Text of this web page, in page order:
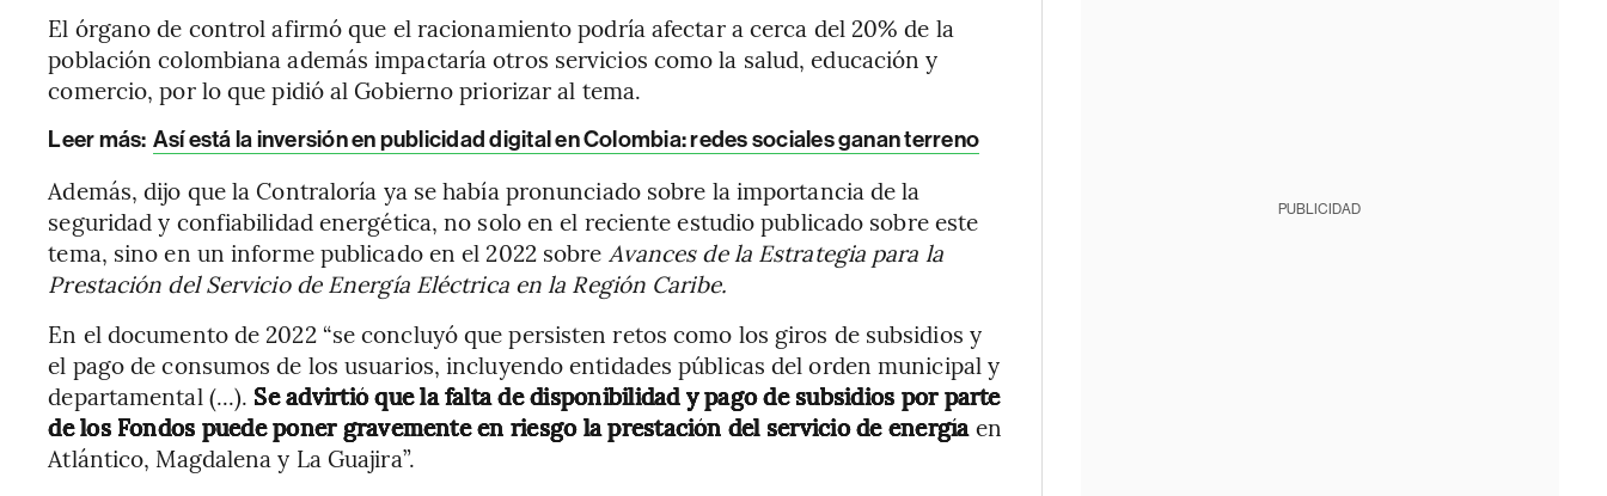
El órgano de control afirmó que el racionamiento podría afectar a cerca del 20% de la
población colombiana además impactaría otros servicios como la salud, educación y
comercio, por lo que pidió al Gobierno priorizar al tema.
Leer más: Así está la inversión en publicidad digital en Colombia: redes sociales ganan terreno
Además, dijo que la Contraloría ya se había pronunciado sobre la importancia de la
seguridad y confiabilidad energética, no solo en el reciente estudio publicado sobre este
tema, sino en un informe publicado en el 2022 sobre Avances de la Estrategia para la
Prestación del Servicio de Energía Eléctrica en la Región Caribe.
En el documento de 2022 “se concluyó que persisten retos como los giros de subsidios y
el pago de consumos de los usuarios, incluyendo entidades públicas del orden municipal y
departamental (...). Se advirtió que la falta de disponibilidad y pago de subsidios por parte
de los Fondos puede poner gravemente en riesgo la prestación del servicio de energíaen
Atlántico, Magdalena y La Guajira”.
PUBLICIDAD